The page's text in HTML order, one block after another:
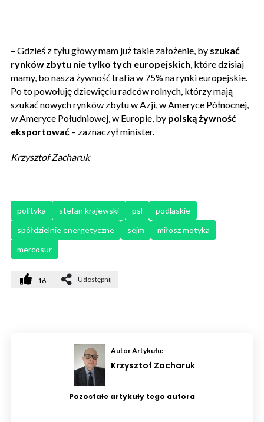
– Gdzieś z tyłu głowy mam już takie założenie, by szukać
rynków zbytu nie tylko tych europejskich , które dzisiaj
mamy, bo nasza żywność trafia w 75% na rynki europejskie.
Po to powołuję dziewięciu radców rolnych, którzy mają
szukać nowych rynków zbytu w Azji, w Ameryce Północnej,
w Ameryce Południowej, w Europie, by polską żywność
eksportować – zaznaczył minister.
Krzysztof Zacharuk
polityka stefan krajewski psl
podlaskie
spółdzielnie energetyczne
sejm
miłosz motyka
mercosur
16 Udostępnij
Autor Artykułu:
Krzysztof Zacharuk
Pozostałe artykuły tego autora